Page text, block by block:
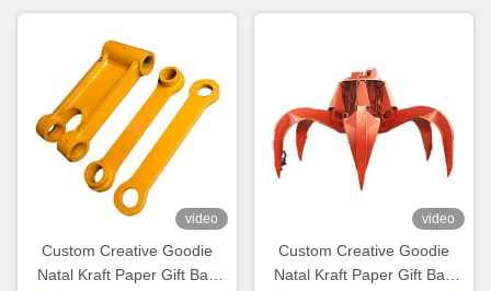
video
Custom Creative Goodie
Natal Kraft Paper Gift Bag
video
Custom Creative Goodie
Natal Kraft Paper Gift Bag